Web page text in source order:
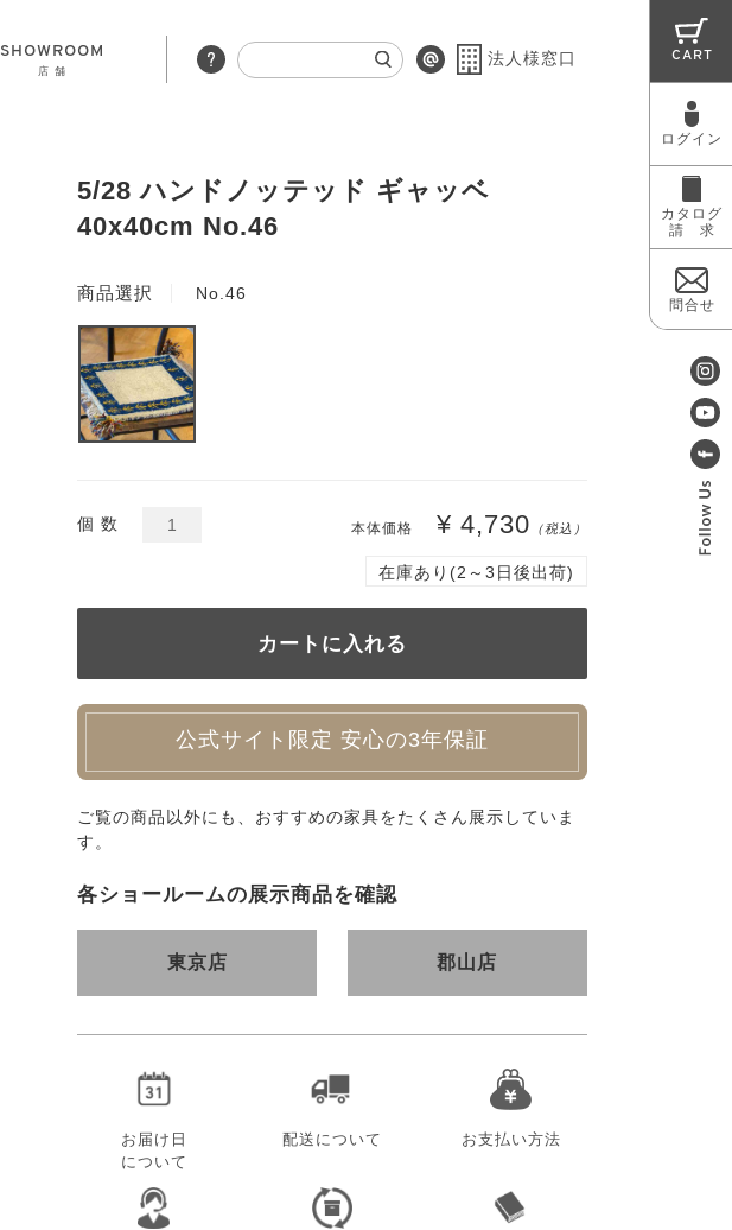
SHOWROOM
店 舗
法人様窓口 CART
ログイン
カタログ
請 求
問合せ
5/28 ハンドノッテッド ギャッベ
40x40cm No.46
商品選択 No.46
個 数 本体価格 ¥ 4,730 （税込）
在庫あり(2～3日後出荷)
公式サイト限定 安心の3年保証
ご覧の商品以外にも、おすすめの家具をたくさん展示していま
す。
各ショールームの展示商品を確認
東京店 郡山店
お届け日
について
配送について お支払い方法